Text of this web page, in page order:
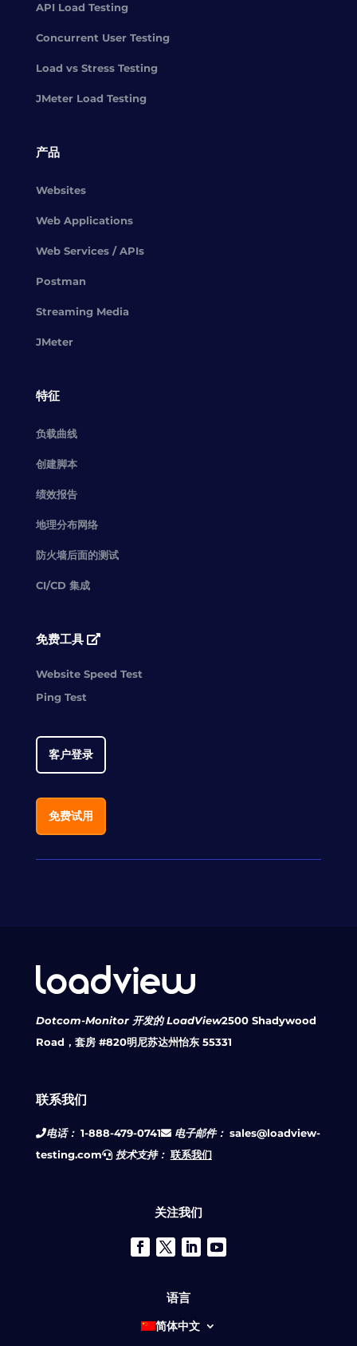
API Load Testing
Concurrent User Testing
Load vs Stress Testing
JMeter Load Testing
产品
Websites
Web Applications
Web Services / APIs
Postman
Streaming Media
JMeter
特征
负载曲线
创建脚本
绩效报告
地理分布网络
防火墙后面的测试
CI/CD 集成
免费工具
Website Speed Test
Ping Test
客户登录
免费试用
Dotcom-Monitor 开发的 LoadView2500 Shadywood
Road，套房 #820明尼苏达州怡东 55331
联系我们
电话： 1-888-479-0741 电子邮件： sales@loadview-
testing.com
技术支持： 联系我们
关注我们
语言
简体中文